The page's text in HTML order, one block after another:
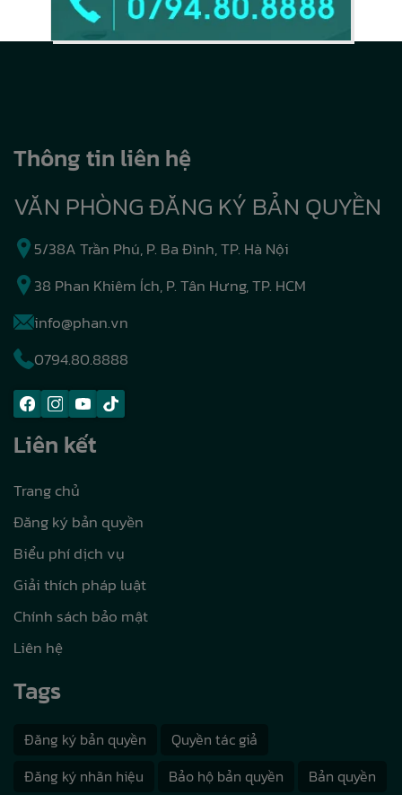
Thông tin liên hệ
VĂN PHÒNG ĐĂNG KÝ BẢN QUYỀN
5/38A Trần Phú, P. Ba Đình, TP. Hà Nội
38 Phan Khiêm Ích, P. Tân Hưng, TP. HCM
info@phan.vn
0794.80.8888
Liên kết
Trang chủ
Đăng ký bản quyền
Biểu phí dịch vụ
Giải thích pháp luật
Chính sách bảo mật
Liên hệ
Tags
Đăng ký bản quyền
Quyền tác giả
Đăng ký nhãn hiệu
Bảo hộ bản quyền Bản quyền